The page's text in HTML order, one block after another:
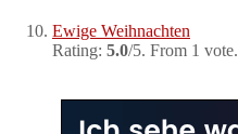
Ewige Weihnachten
Rating: 5.0/5. From 1 vote.